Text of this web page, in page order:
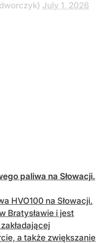
July 1, 2026
paliwa na Słowacji.
HVO100 na Słowacji.
Bratysławie i jest
a także zwiększanie